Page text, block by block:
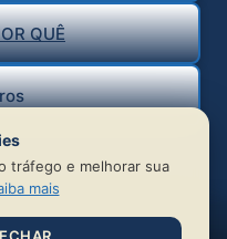
QUÊ
tráfego e melhorar sua
mais